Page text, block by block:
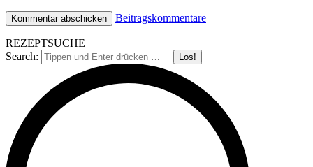
Beitragskommentare
REZEPTSUCHE
Search: